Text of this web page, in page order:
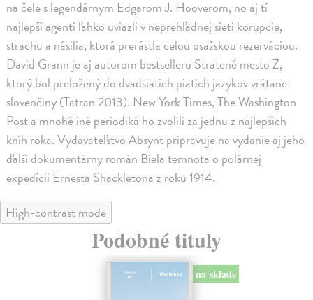
na čele s legendárnym Edgarom J. Hooverom, no aj tí
najlepší agenti ľahko uviazli v neprehľadnej sieti korupcie,
strachu a násilia, ktorá prerástla celou osažskou rezerváciou.
David Grann je aj autorom bestselleru Stratené mesto Z,
ktorý bol preložený do dvadsiatich piatich jazykov vrátane
slovenčiny (Tatran 2013). New York Times, The Washington
Post a mnohé iné periodiká ho zvolili za jednu z najlepších
kníh roka. Vydavateľstvo Absynt pripravuje na vydanie aj jeho
ďalší dokumentárny román Biela temnota o polárnej
expedícii Ernesta Shackletona z roku 1914.
High-contrast mode
Podobné tituly
na sklade